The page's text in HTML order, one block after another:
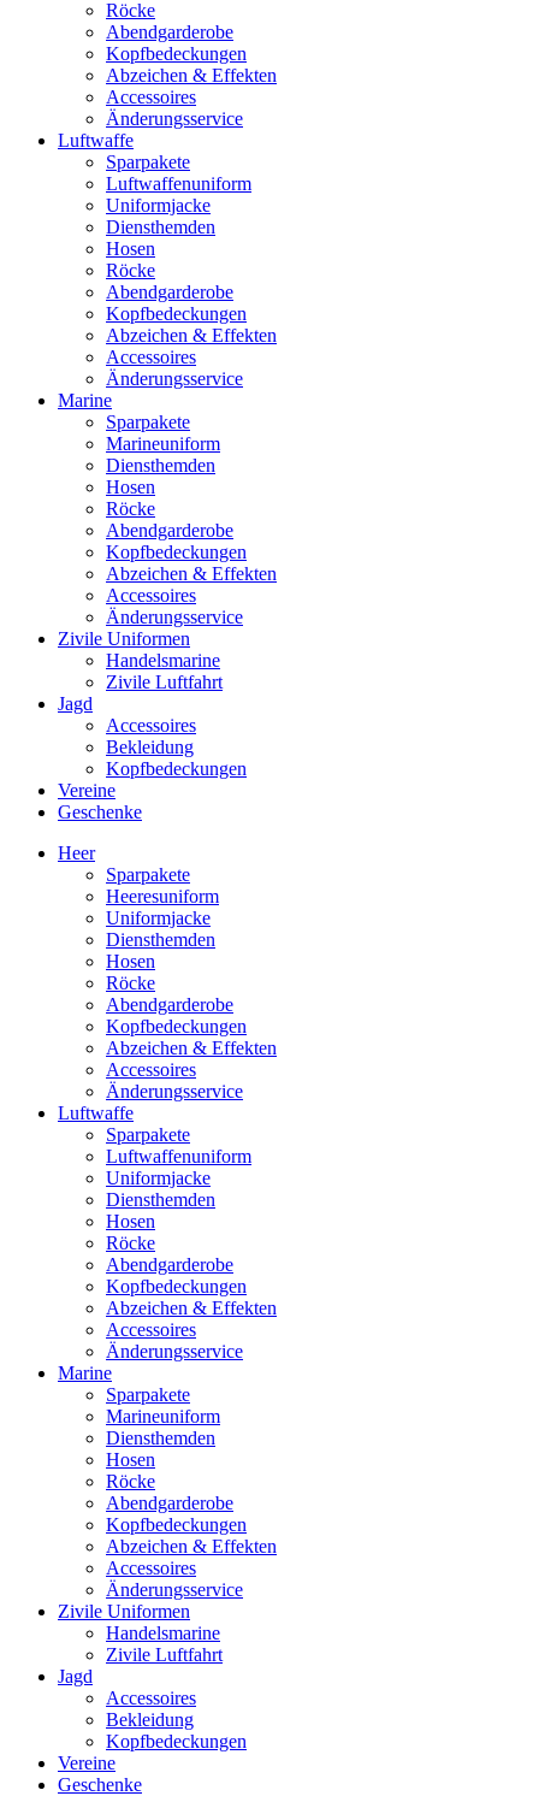
Röcke
Abendgarderobe
Kopfbedeckungen
Abzeichen & Effekten
Accessoires
Änderungsservice
Luftwaffe
Sparpakete
Luftwaffenuniform
Uniformjacke
Diensthemden
Hosen
Röcke
Abendgarderobe
Kopfbedeckungen
Abzeichen & Effekten
Accessoires
Änderungsservice
Marine
Sparpakete
Marineuniform
Diensthemden
Hosen
Röcke
Abendgarderobe
Kopfbedeckungen
Abzeichen & Effekten
Accessoires
Änderungsservice
Zivile Uniformen
Handelsmarine
Zivile Luftfahrt
Jagd
Accessoires
Bekleidung
Kopfbedeckungen
Vereine
Geschenke
Heer
Sparpakete
Heeresuniform
Uniformjacke
Diensthemden
Hosen
Röcke
Abendgarderobe
Kopfbedeckungen
Abzeichen & Effekten
Accessoires
Änderungsservice
Luftwaffe
Sparpakete
Luftwaffenuniform
Uniformjacke
Diensthemden
Hosen
Röcke
Abendgarderobe
Kopfbedeckungen
Abzeichen & Effekten
Accessoires
Änderungsservice
Marine
Sparpakete
Marineuniform
Diensthemden
Hosen
Röcke
Abendgarderobe
Kopfbedeckungen
Abzeichen & Effekten
Accessoires
Änderungsservice
Zivile Uniformen
Handelsmarine
Zivile Luftfahrt
Jagd
Accessoires
Bekleidung
Kopfbedeckungen
Vereine
Geschenke